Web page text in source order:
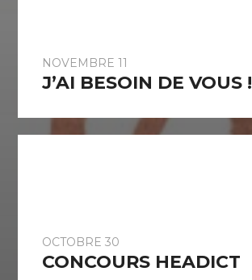
NOVEMBRE 11
J’AI BESOIN DE VOUS !
OCTOBRE 30
CONCOURS HEADICT